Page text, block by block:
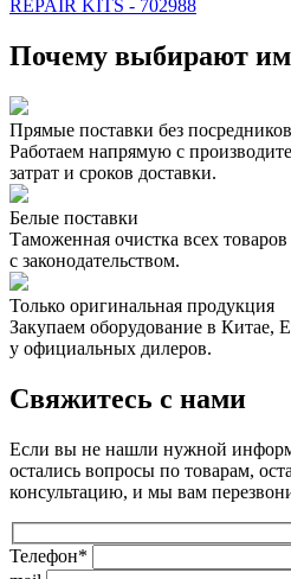
REPAIR KITS - 702988
Почему выбирают
Прямые поставки без посредников
Работаем напрямую с
затрат и сроков доставки.
Белые поставки
Таможенная очистка всех
с законодательством.
Только оригинальная продукция
Закупаем оборудование в
у официальных дилеров.
Свяжитесь с нами
Если вы не нашли нужной
остались вопросы по товарам,
консультацию, и мы вам
Телефон*